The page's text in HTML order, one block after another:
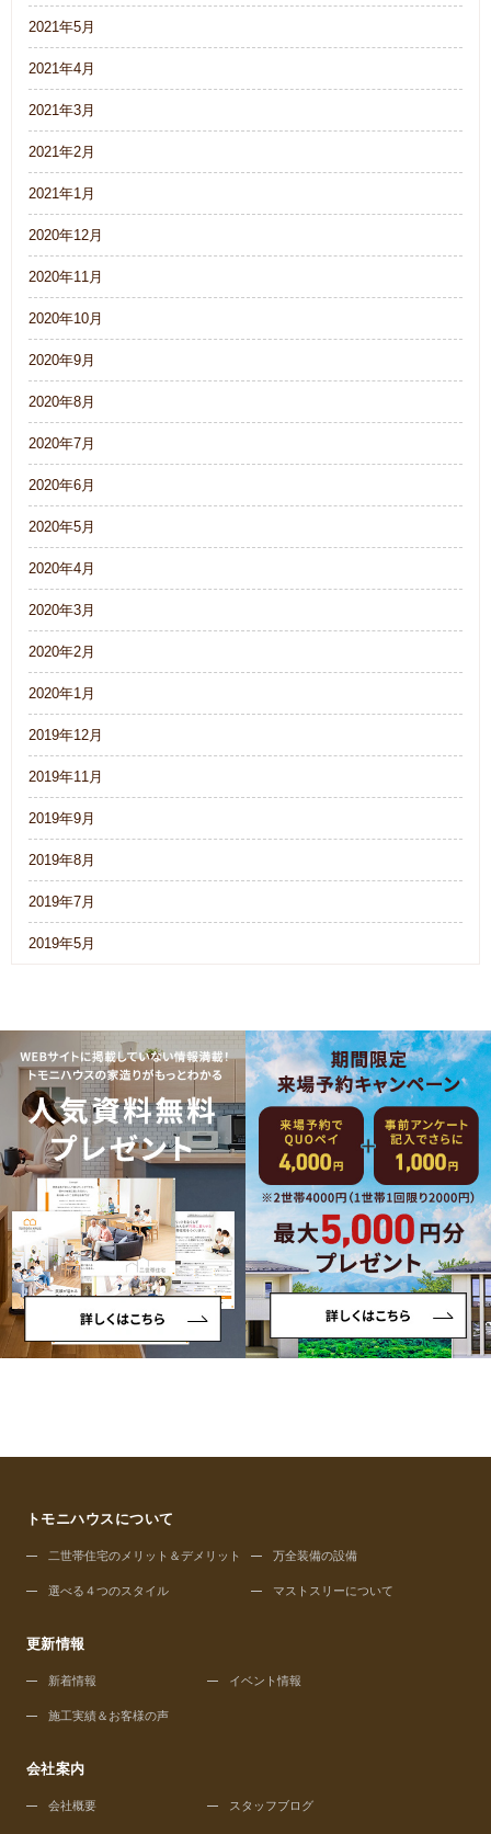
2021年5月
2021年4月
2021年3月
2021年2月
2021年1月
2020年12月
2020年11月
2020年10月
2020年9月
2020年8月
2020年7月
2020年6月
2020年5月
2020年4月
2020年3月
2020年2月
2020年1月
2019年12月
2019年11月
2019年9月
2019年8月
2019年7月
2019年5月
トモニハウスについて
二世帯住宅のメリット＆デメリット 万全装備の設備
選べる４つのスタイル マストスリーについて
更新情報
新着情報 イベント情報
施工実績＆お客様の声
会社案内
会社概要 スタッフブログ